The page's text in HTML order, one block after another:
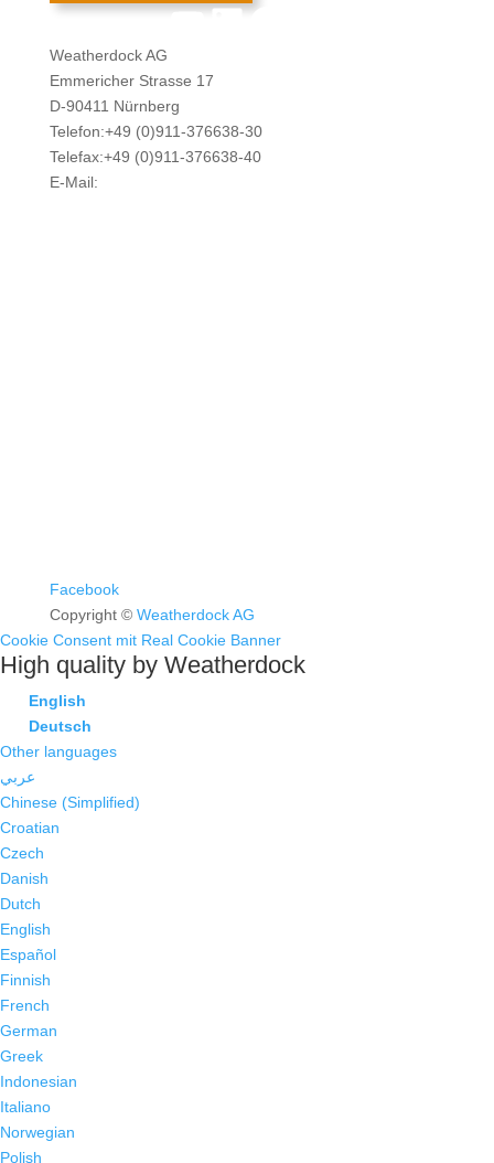
YouTube
LinkedIn
Facebook
Weatherdock AG
Emmericher Strasse 17
D-90411 Nürnberg
Telefon:+49 (0)911-376638-30
Telefax:+49 (0)911-376638-40
E-Mail:
Facebook
Copyright © Weatherdock AG
Cookie Consent mit Real Cookie Banner
High quality by Weatherdock
English
Deutsch
Other languages
عربي
Chinese (Simplified)
Croatian
Czech
Danish
Dutch
English
Español
Finnish
French
German
Greek
Indonesian
Italiano
Norwegian
Polish